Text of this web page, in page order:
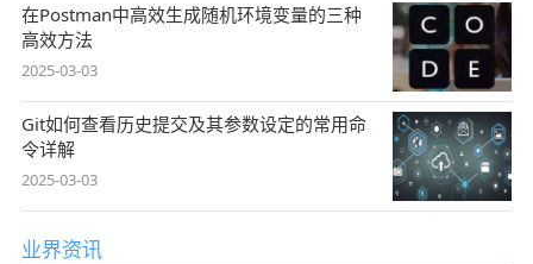
在Postman中高效生成随机环境变量的三种
高效方法
2025-03-03
Git如何查看历史提交及其参数设定的常用命
令详解
2025-03-03
业界资讯